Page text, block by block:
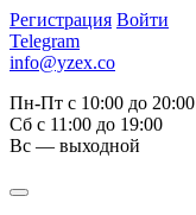
Регистрация Войти
Telegram
info@yzex.co
Пн-Пт с 10:00 до 20:00
Сб с 11:00 до 19:00
Вс — выходной